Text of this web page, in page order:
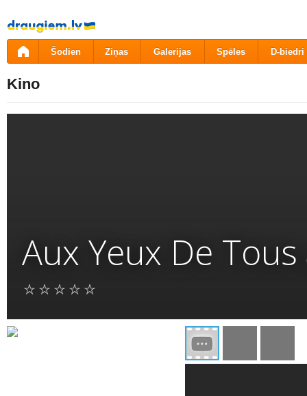
Pāriet
uz
saturu
Šodien Ziņas Galerijas Spēles D-biedri
Kino
Aux Yeux De Tous